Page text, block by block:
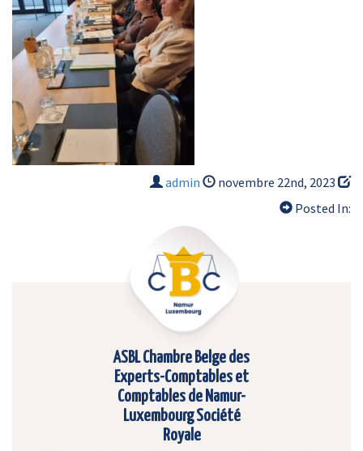
admin
novembre 22nd, 2023
Posted In:
ASBL Chambre Belge des
Experts-Comptables et
Comptables de Namur-
Luxembourg Société
Royale